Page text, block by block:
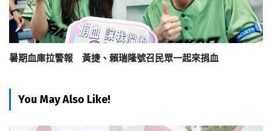
暑期血庫拉警報 黃捷、賴瑞隆號召民眾一起來捐血
You May Also Like!